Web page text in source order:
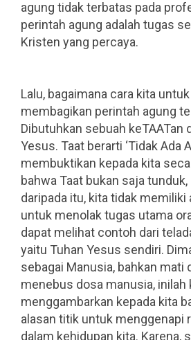
agung tidak terbatas pada
perintah agung adalah tugas
Kristen yang percaya.
Lalu, bagaimana cara kita
membagikan perintah agung
Dibutuhkan sebuah keTAATan
Yesus. Taat berarti ‘Tidak Ada
membuktikan kepada kita
bahwa Taat bukan saja
daripada itu, kita tidak memiliki
untuk menolak tugas utama
dapat melihat contoh dari
yaitu Tuhan Yesus sendiri.
sebagai Manusia, bahkan mati
menebus dosa manusia, inilah
menggambarkan kepada kita
alasan titik untuk menggenapi
dalam kehidupan kita. Karena,